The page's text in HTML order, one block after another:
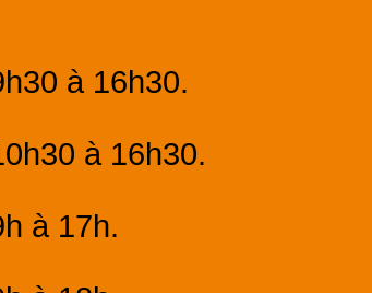
à 16h30.
à 16h30.
à 17h.